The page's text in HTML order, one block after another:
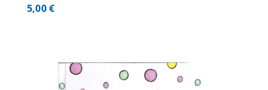
5,00€